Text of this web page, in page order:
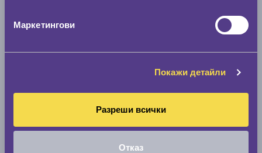
Маркетингови
Покажи детайли
Разреши всички
Отказ